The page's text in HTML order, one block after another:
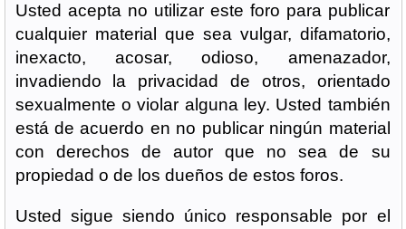
Usted acepta no utilizar este foro para publicar
cualquier material que sea vulgar, difamatorio,
inexacto, acosar, odioso, amenazador,
invadiendo la privacidad de otros, orientado
sexualmente o violar alguna ley. Usted también
está de acuerdo en no publicar ningún material
con derechos de autor que no sea de su
propiedad o de los dueños de estos foros.
Usted sigue siendo único responsable por el